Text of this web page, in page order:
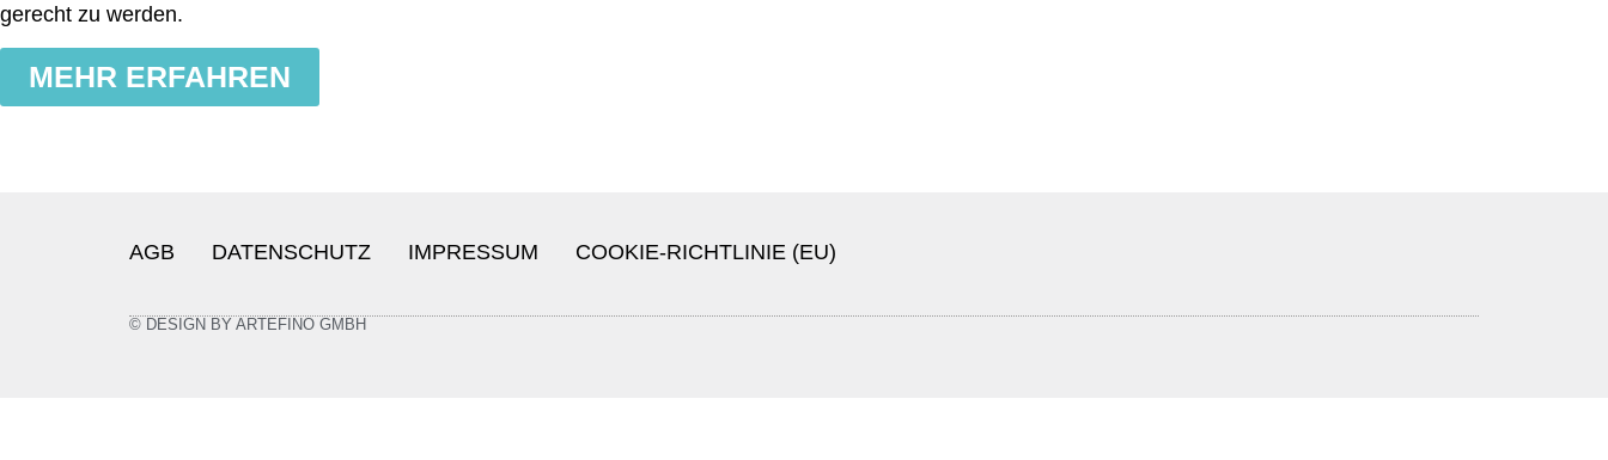
gerecht zu werden.
MEHR ERFAHREN
AGB DATENSCHUTZ IMPRESSUM COOKIE-RICHTLINIE (EU)
© DESIGN BY ARTEFINO GMBH